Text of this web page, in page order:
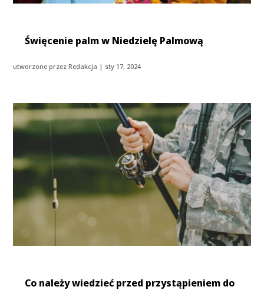
Święcenie palm w Niedzielę Palmową
utworzone przezRedakcja | sty 17, 2024
Co należy wiedzieć przed przystąpieniem do